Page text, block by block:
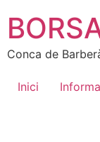
Conca de
Inici